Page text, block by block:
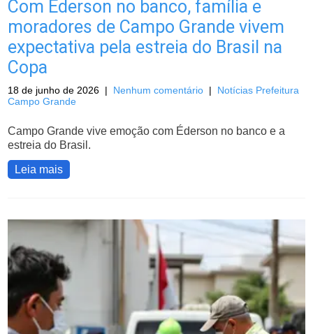
Com Éderson no banco, família e
moradores de Campo Grande vivem
expectativa pela estreia do Brasil na
Copa
18 de junho de 2026 | Nenhum comentário | Notícias Prefeitura
Campo Grande
Campo Grande vive emoção com Éderson no banco e a
estreia do Brasil.
Leia mais